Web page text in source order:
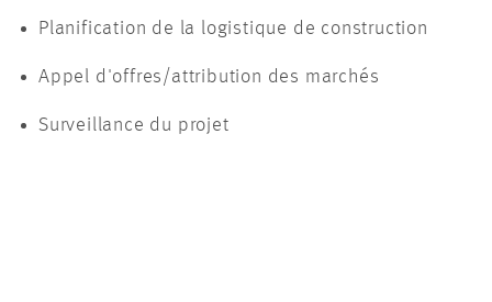
Planification de la logistique de construction
Appel d'offres/attribution des marchés
Surveillance du projet